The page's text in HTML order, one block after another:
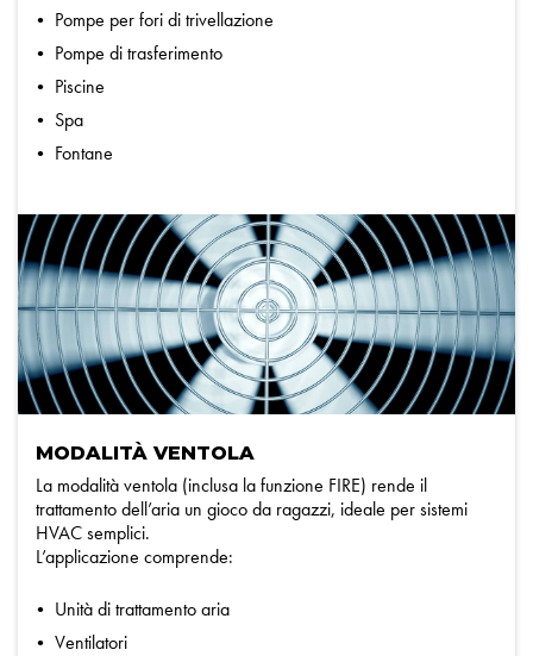
Pompe per fori di trivellazione
Pompe di trasferimento
Piscine
Spa
Fontane
MODALITÀ VENTOLA
La modalità ventola (inclusa la funzione FIRE) rende il
trattamento dell’aria un gioco da ragazzi, ideale per sistemi
HVAC semplici.
L’applicazione comprende:
Unità di trattamento aria
Ventilatori